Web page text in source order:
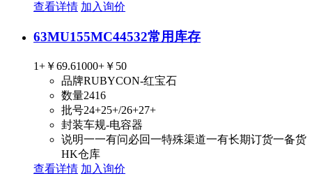
查看详情 加入询价
63MU155MC44532常用库存
1+ ￥69.61000+ ￥50
品牌RUBYCON-红宝石
数量2416
批号24+25+/26+27+
封装车规-电容器
说明一一有问必回一特殊渠道一有长期订货一备货
HK仓库
查看详情 加入询价